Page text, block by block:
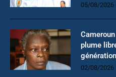
05/08/2026
plume
02/08/2026